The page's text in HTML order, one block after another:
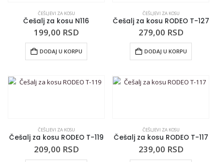
ČEŠLJEVI ZA KOSU
Češalj za kosu N116
199,00 RSD
DODAJ U KORPU
ČEŠLJEVI ZA KOSU
Češalj za kosu RODEO T-127
279,00 RSD
DODAJ U KORPU
ČEŠLJEVI ZA KOSU
Češalj za kosu RODEO T-119
209,00 RSD
ČEŠLJEVI ZA KOSU
Češalj za kosu RODEO T-117
239,00 RSD